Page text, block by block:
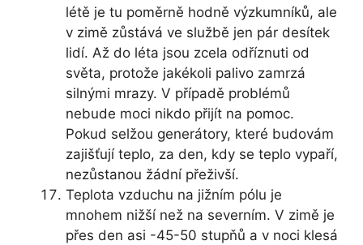
létě je tu poměrně hodně výzkumníků, ale
v zimě zůstává ve službě jen pár desítek
lidí. Až do léta jsou zcela odříznuti od
světa, protože jakékoli palivo zamrzá
silnými mrazy. V případě problémů
nebude moci nikdo přijít na pomoc.
Pokud selžou generátory, které budovám
zajišťují teplo, za den, kdy se teplo vypaří,
nezůstanou žádní přeživší.
Teplota vzduchu na jižním pólu je
mnohem nižší než na severním. V zimě je
přes den asi -45-50 stupňů a v noci klesá